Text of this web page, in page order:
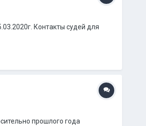
Контакты судей для
прошлого года